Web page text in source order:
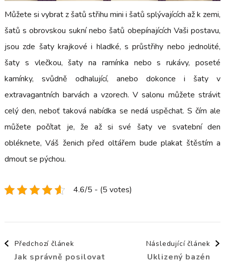
Můžete si vybrat z šatů střihu mini i šatů splývajících až k zemi,
šatů s obrovskou sukní nebo šatů obepínajících Vaši postavu,
jsou zde šaty krajkové i hladké, s průstřihy nebo jednolité,
šaty s vlečkou, šaty na ramínka nebo s rukávy, poseté
kamínky, svůdně odhalující, anebo dokonce i šaty v
extravagantních barvách a vzorech. V salonu můžete strávit
celý den, neboť taková nabídka se nedá uspěchat. S čím ale
můžete počítat je, že až si své šaty ve svatební den
obléknete, Váš ženich před oltářem bude plakat štěstím a
dmout se pýchou.
4.6/5 - (5 votes)
Navigace
Předchozí článek
Jak správně posilovat
Následující článek
Uklizený bazén